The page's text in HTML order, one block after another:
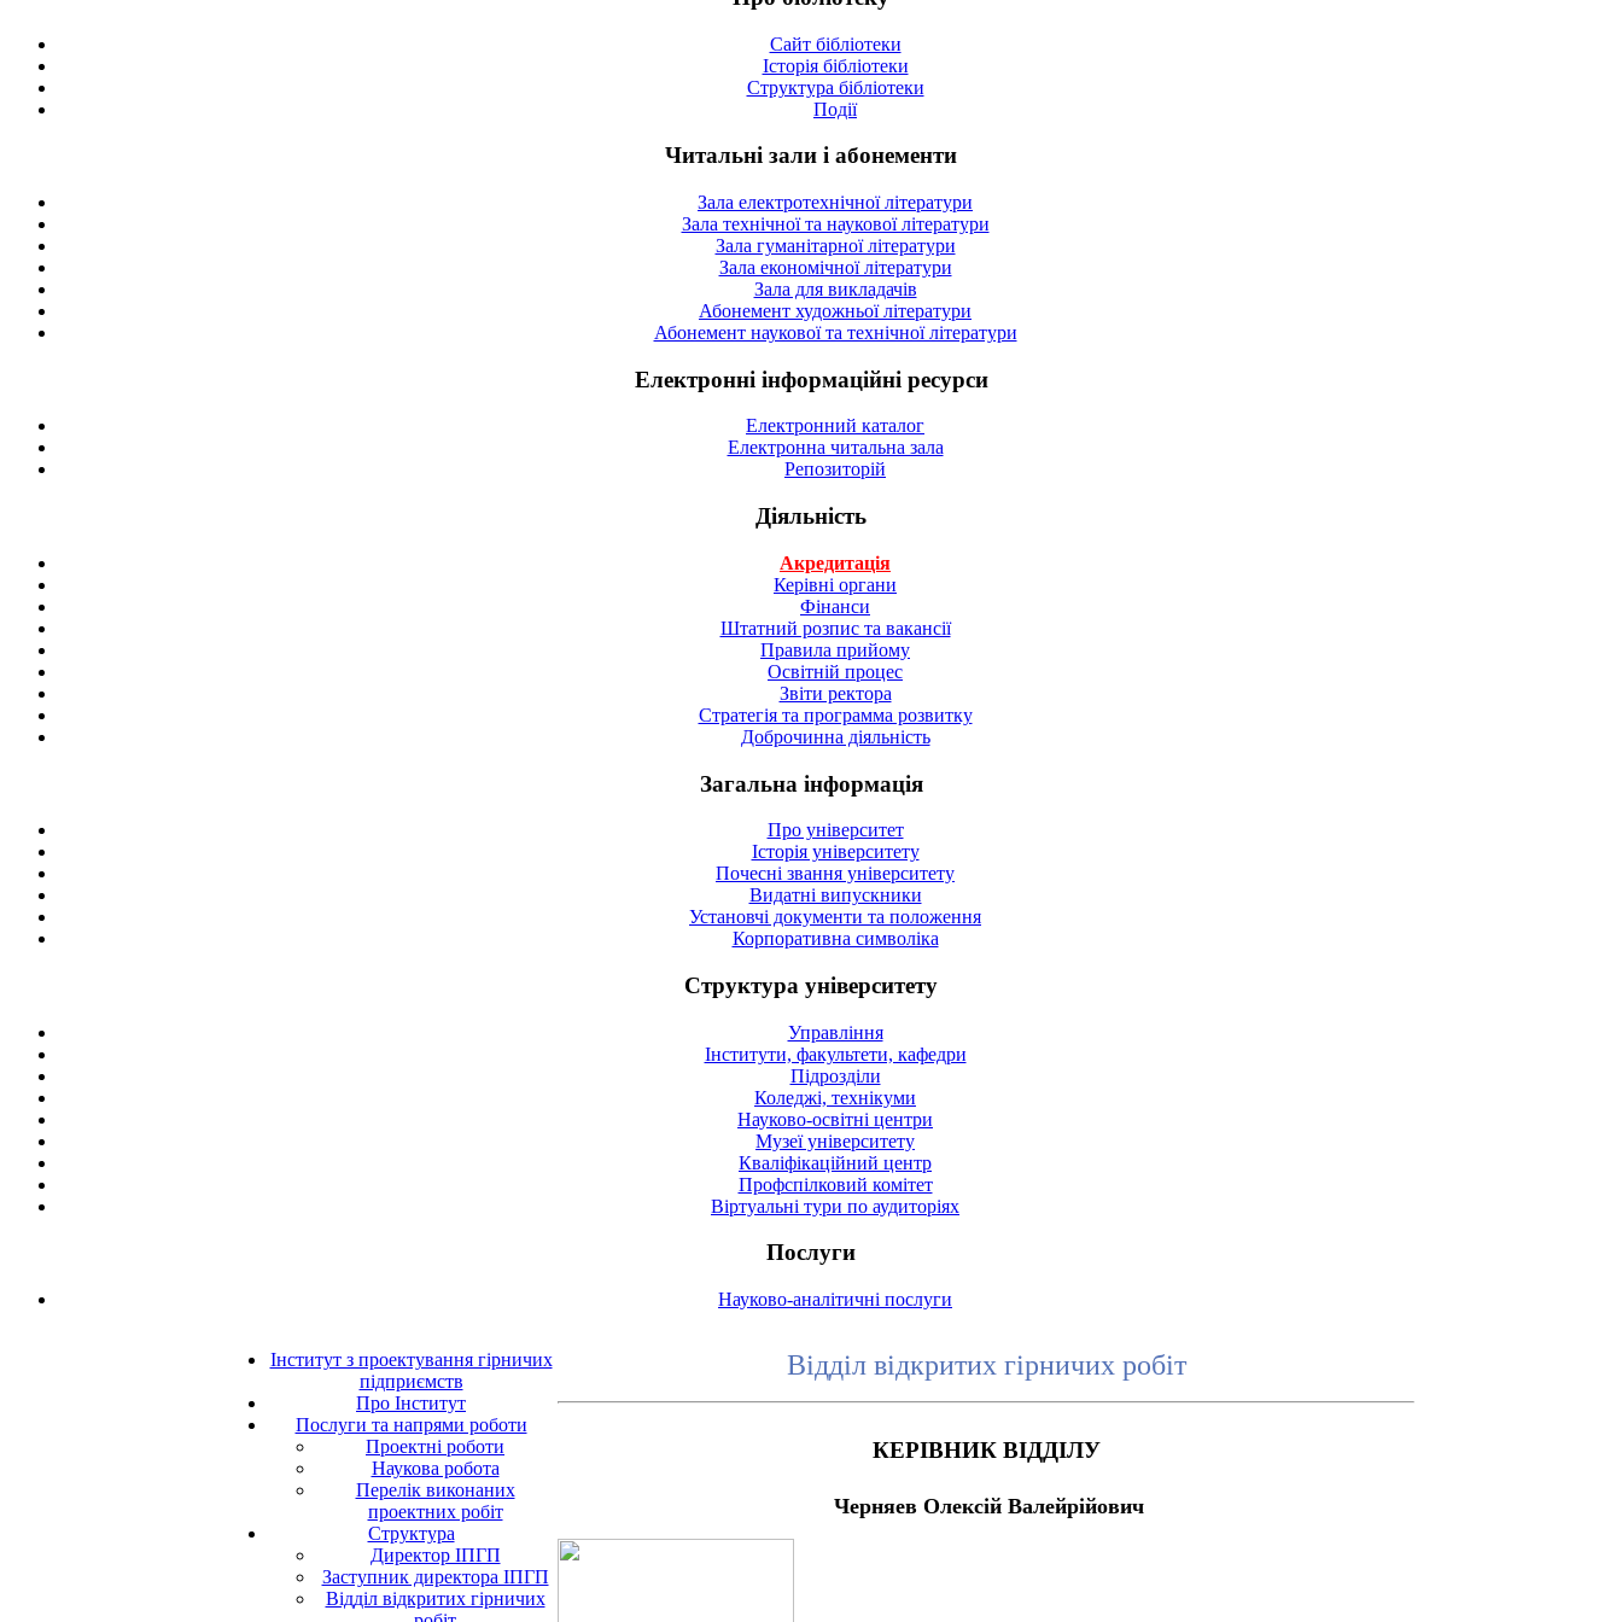
Сайт бібліотеки
Історія бібліотеки
Структура бібліотеки
Події
Читальні зали і абонементи
Зала електротехнічної літератури
Зала технічної та наукової літератури
Зала гуманітарної літератури
Зала економічної літератури
Зала для викладачів
Абонемент художньої літератури
Абонемент наукової та технічної літератури
Електронні інформаційні ресурси
Електронний каталог
Електронна читальна зала
Репозиторій
Діяльність
Акредитація
Керівні органи
Фінанси
Штатний розпис та вакансії
Правила прийому
Освітній процес
Звіти ректора
Стратегія та программа розвитку
Доброчинна діяльність
Загальна інформація
Про університет
Історія університету
Почесні звання університету
Видатні випускники
Установчі документи та положення
Корпоративна символiка
Структура університету
Управління
Інститути, факультети, кафедри
Підрозділи
Коледжі, технікуми
Науково-освітні центри
Музеї університету
Кваліфікаційний центр
Профспілковий комітет
Віртуальні тури по аудиторіях
Послуги
Науково-аналітичні послуги
Інститут з проектування гірничих
підприємств
Про Інститут
Послуги та напрями роботи
Проектні роботи
Наукова робота
Перелік виконаних
проектних робіт
Структура
Директор ІПГП
Заступник директора ІПГП
Відділ відкритих гірничих
Відділ відкритих гірничих робіт
КЕРІВНИК ВІДДІЛУ
Черняев Олексій Валейрійович